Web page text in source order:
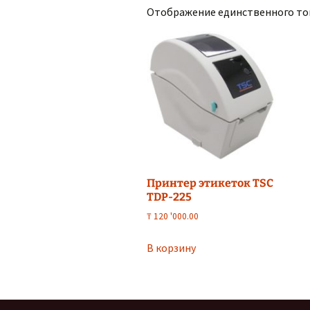
Отображение единственного
Принтер этикеток TSC
TDP-225
₸120 '000.00
В корзину